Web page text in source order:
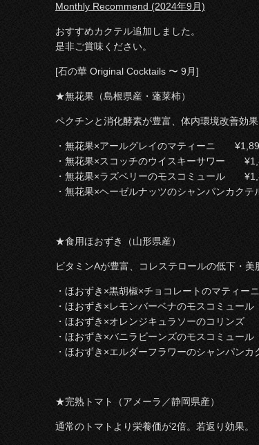
Monthly Recommend (2024年9月)
おすすめカクテル追加しました。
是非ご賞味ください。
[石の華 Original Cocktails 〜 9月]
★無花果（島根県産・蓬莱柿）
ペクチンと消化酵素が豊富、体内環境改善効果
・無花果×アールグレイのマティーニ
・無花果×スコッチのウイスキーサワー
・無花果×ラズベリーのモスコミュール
・無花果×ヘーゼルナッツのシャンパンカ
★食用ほおずき（山形県産）
ビタミンAが豊富、コレステロールの低下・美
・ほおずき×黒胡椒×チョコレートのマティ
・ほおずき×レモンバーベナのモスコミュ
・ほおずき×オレンジキュラソーのコリン
・ほおずき×バニラビーンズのモスコミュ
・ほおずき×エルダーフラワーのシャンパ
★完熟トマト（アメーラ／静岡県産）
通常のトマトより栄養価が2倍。若返り効果。